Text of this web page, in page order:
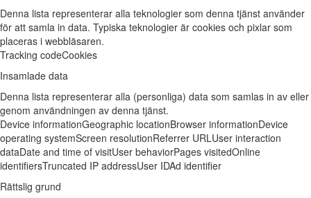
Denna lista representerar alla teknologier som denna tjänst använder
för att samla in data. Typiska teknologier är cookies och pixlar som
placeras i webbläsaren.
Tracking codeCookies
Insamlade data
Denna lista representerar alla (personliga) data som samlas in av eller
genom användningen av denna tjänst.
Device informationGeographic locationBrowser informationDevice
operating systemScreen resolutionReferrer URLUser interaction
dataDate and time of visitUser behaviorPages visitedOnline
identifiersTruncated IP addressUser IDAd identifier
Rättslig grund